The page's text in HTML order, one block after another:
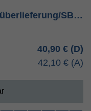
SB…
40,90 €
42,10 €